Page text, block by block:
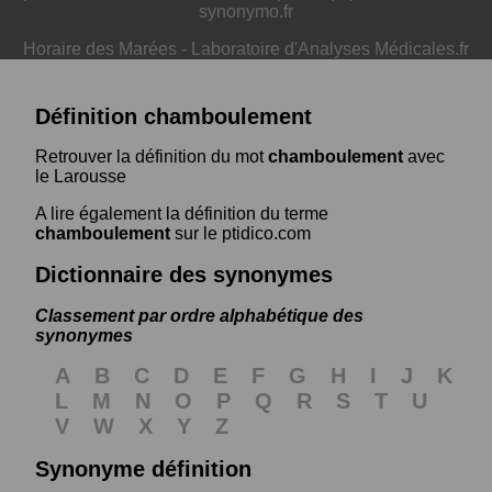
synonymo.fr
Horaire des Marées - Laboratoire d'Analyses Médicales.fr
Définition chamboulement
Retrouver la définition du motchamboulement avec
le Larousse
A lire également la définition du terme
chamboulement sur le ptidico.com
Dictionnaire des synonymes
Classement par ordre alphabétique des
synonymes
A B C D E F G H I J
K
L
M N O P Q R S T
U
V
W X Y
Z
Synonyme définition